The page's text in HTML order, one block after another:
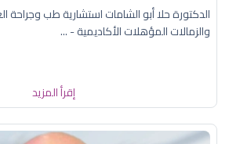
الدكتورة حلا أبو الشامات استشارية طب وجراحة
والزمالات المؤهلات الأكاديمية - ...
إقرأ المزيد